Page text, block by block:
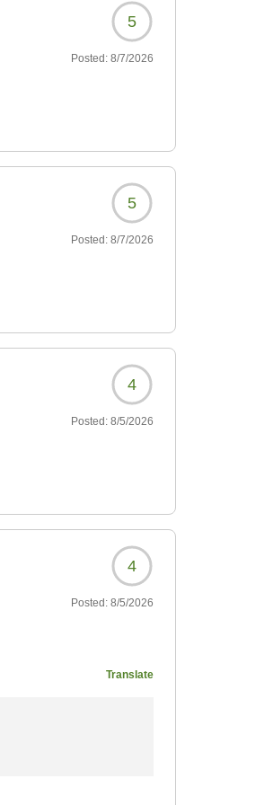
5
Posted: 8/7/2026
5
Posted: 8/7/2026
4
Posted: 8/5/2026
4
Posted: 8/5/2026
Translate